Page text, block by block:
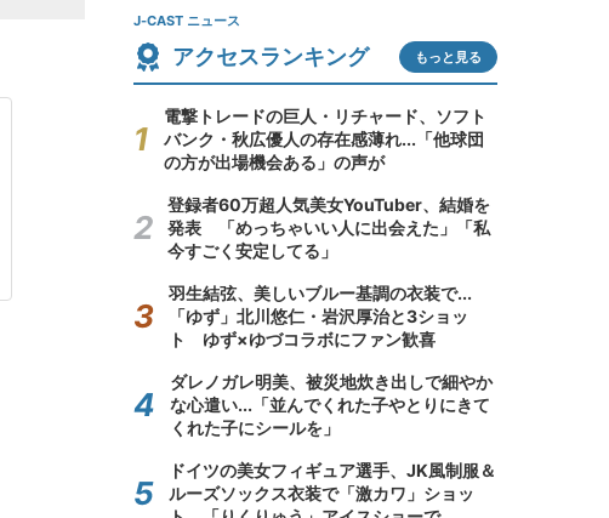
J-CAST ニュース
アクセスランキング もっと見る
電撃トレードの巨人・リチャード、ソフト
バンク・秋広優人の存在感薄れ...「他球団
の方が出場機会ある」の声が
登録者60万超人気美女YouTuber、結婚を
発表 「めっちゃいい人に出会えた」「私
今すごく安定してる」
羽生結弦、美しいブルー基調の衣装で...
「ゆず」北川悠仁・岩沢厚治と3ショッ
ト ゆず×ゆづコラボにファン歓喜
ダレノガレ明美、被災地炊き出しで細やか
な心遣い...「並んでくれた子やとりにきて
くれた子にシールを」
ドイツの美女フィギュア選手、JK風制服＆
ルーズソックス衣装で「激カワ」ショッ